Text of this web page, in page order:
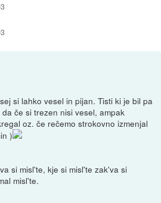
si lahko vesel in pijan. Tisti ki je bil pa
če si trezen nisi vesel, ampak
oz. če rečemo strokovno izmenjal
)
si misl'te, kje si misl'te zak'va si
misl'te.